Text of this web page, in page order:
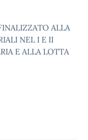
ALLA
NEL I E II
E ALLA LOTTA